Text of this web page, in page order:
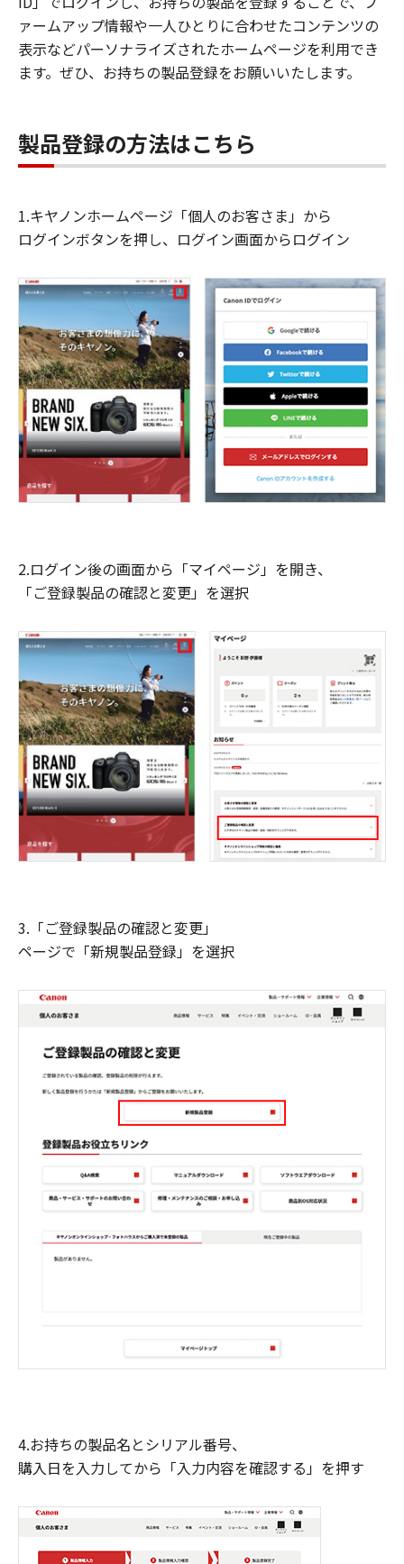
ァームアップ情報や一人ひとりに合わせたコンテンツの
表示などパーソナライズされたホームページを利用でき
ます。ぜひ、お持ちの製品登録をお願いいたします。
製品登録の方法はこちら
1.キヤノンホームページ「個人のお客さま」から
ログインボタンを押し、ログイン画面からログイン
2.ログイン後の画面から「マイページ」を開き、
「ご登録製品の確認と変更」を選択
3.「ご登録製品の確認と変更」
ページで「新規製品登録」を選択
4.お持ちの製品名とシリアル番号、
購入日を入力してから「入力内容を確認する」を押す